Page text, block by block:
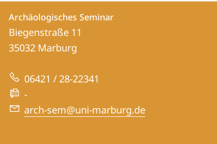
Kontakt
und
Informationen
zur
Website
Kontaktinformationen
Archäologisches
Seminar
Archäologisches Seminar
Biegenstraße 11
35032 Marburg
06421 / 28-22341
-
arch-sem@uni-marburg.de